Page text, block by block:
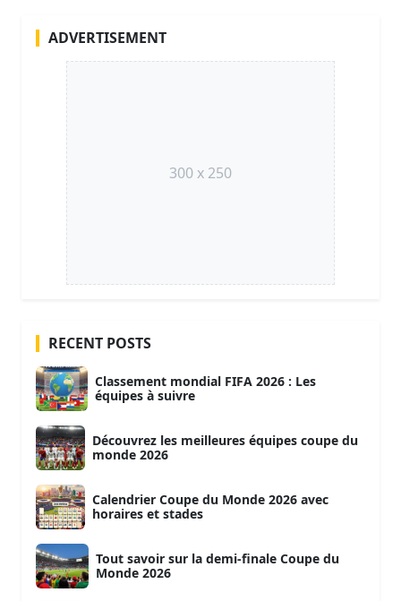
ADVERTISEMENT
300 x 250
RECENT POSTS
Classement mondial FIFA 2026 : Les
équipes à suivre
Découvrez les meilleures équipes coupe du
monde 2026
Calendrier Coupe du Monde 2026 avec
horaires et stades
Tout savoir sur la demi-finale Coupe du
Monde 2026